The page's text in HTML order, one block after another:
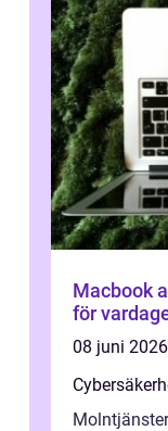
Macbook air tunn, kraftfull och
för
08 juni 2026